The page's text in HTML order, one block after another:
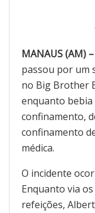
MANAUS (AM) –
passou por um
no Big Brother
enquanto bebia
confinamento,
confinamento
médica.
O incidente
Enquanto via
refeições,